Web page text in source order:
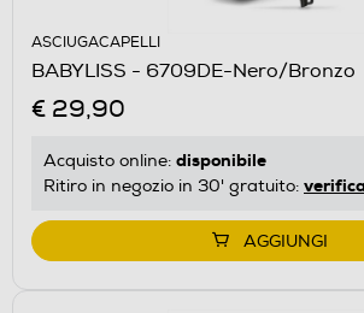
ASCIUGACAPELLI
BABYLISS - 6709DE-Nero/Bronzo
€ 29,90
Acquisto online: disponibile
Ritiro in negozio in 30' gratuito: verifica
AGGIUNGI